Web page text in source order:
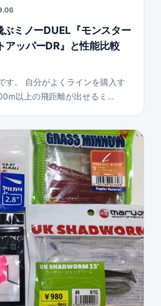
ぶミノーDUEL『モンスター
アッパーDR』と性能比較
す。 自分がよくラインを購入す
以上の飛距離が出せるミ…